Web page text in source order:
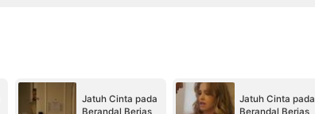
Jatuh Cinta pada
Berandal Berjas
Jatuh Cinta pada
Berandal Berjas